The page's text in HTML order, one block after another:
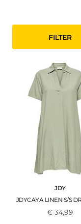
FILTER
JDY
€ 34,99